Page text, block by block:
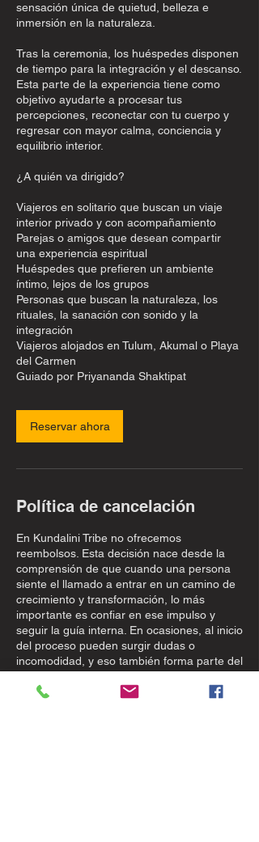
sensación única de quietud, belleza e
inmersión en la naturaleza.
Tras la ceremonia, los huéspedes disponen
de tiempo para la integración y el descanso.
Esta parte de la experiencia tiene como
objetivo ayudarte a procesar tus
percepciones, reconectar con tu cuerpo y
regresar con mayor calma, conciencia y
equilibrio interior.
¿A quién va dirigido?
Viajeros en solitario que buscan un viaje
interior privado y con acompañamiento
Parejas o amigos que desean compartir
una experiencia espiritual
Huéspedes que prefieren un ambiente
íntimo, lejos de los grupos
Personas que buscan la naturaleza, los
rituales, la sanación con sonido y la
integración
Viajeros alojados en Tulum, Akumal o Playa
del Carmen
Guiado por Priyananda Shaktipat
Reservar ahora
Política de cancelación
En Kundalini Tribe no ofrecemos
reembolsos. Esta decisión nace desde la
comprensión de que cuando una persona
siente el llamado a entrar en un camino de
crecimiento y transformación, lo más
importante es confiar en ese impulso y
seguir la guía interna. En ocasiones, al inicio
del proceso pueden surgir dudas o
incomodidad, y eso también forma parte del
presente, ya que cada experiencia aporta